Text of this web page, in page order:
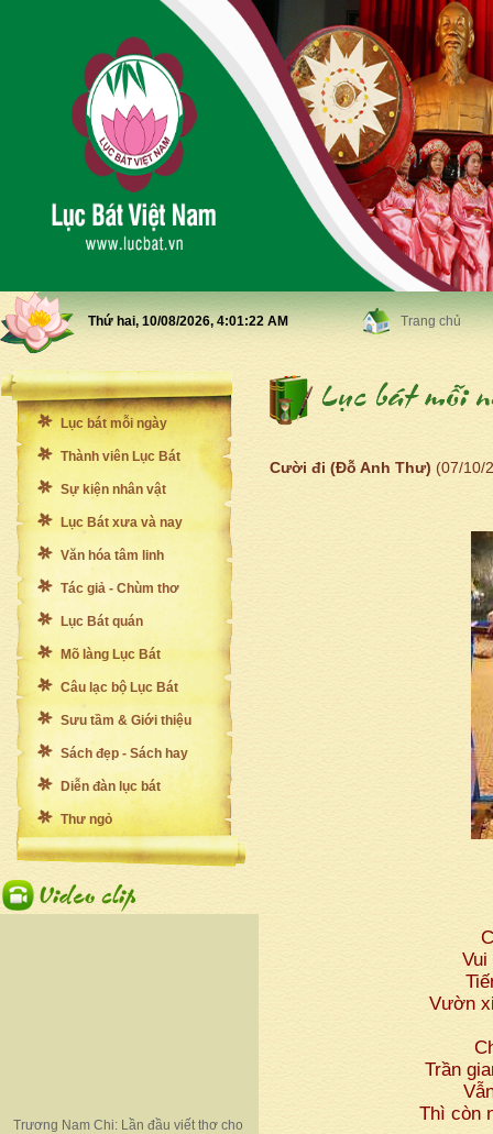
Thứ hai, 10/08/2026, 4:01:24 AM Trang chủ
Lục bát mỗi ngày
Thành viên Lục Bát
Sự kiện nhân vật
Lục Bát xưa và nay
Văn hóa tâm linh
Tác giả - Chùm thơ
Lục Bát quán
Mõ làng Lục Bát
Câu lạc bộ Lục Bát
Sưu tầm & Giới thiệu
Sách đẹp - Sách hay
Diễn đàn lục bát
Thư ngỏ
Trương Nam Chi: Lần đầu viết thơ cho
Cười đi (Đỗ Anh Thư) (07/10/
Vườn
Trần
Thì còn